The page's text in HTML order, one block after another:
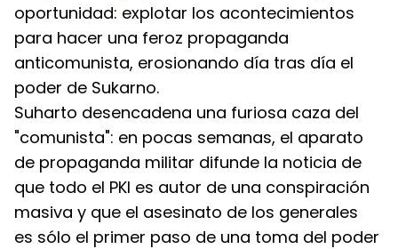
oportunidad: explotar los acontecimientos
para hacer una feroz propaganda
anticomunista, erosionando día tras día el
poder de Sukarno.
Suharto desencadena una furiosa caza del
"comunista": en pocas semanas, el aparato
de propaganda militar difunde la noticia de
que todo el PKI es autor de una conspiración
masiva y que el asesinato de los generales
es sólo el primer paso de una toma del poder